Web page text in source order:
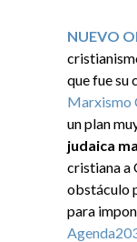
NUEVO
que fue su
Marxismo
un plan
judaica
cristiana a
obstáculo
para